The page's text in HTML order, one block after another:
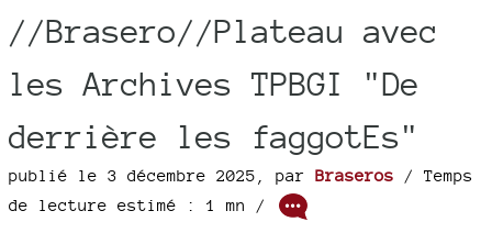
//Brasero//Plateau avec
les Archives TPBGI "De
derrière les faggotEs"
publié le 3 décembre 2025 par Braseros / Temps
de lecture estimé : 1 mn /